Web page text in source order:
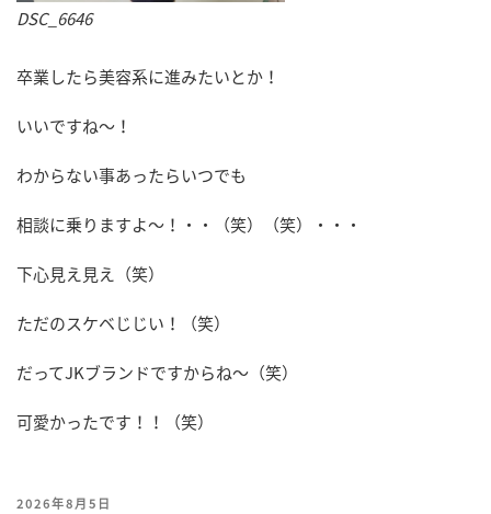
DSC_6646
卒業したら美容系に進みたいとか！
いいですね～！
わからない事あったらいつでも
相談に乗りますよ～！・・（笑）（笑）・・・
下心見え見え（笑）
ただのスケベじじい！（笑）
だってJKブランドですからね～（笑）
可愛かったです！！（笑）
投
2026年8月5日